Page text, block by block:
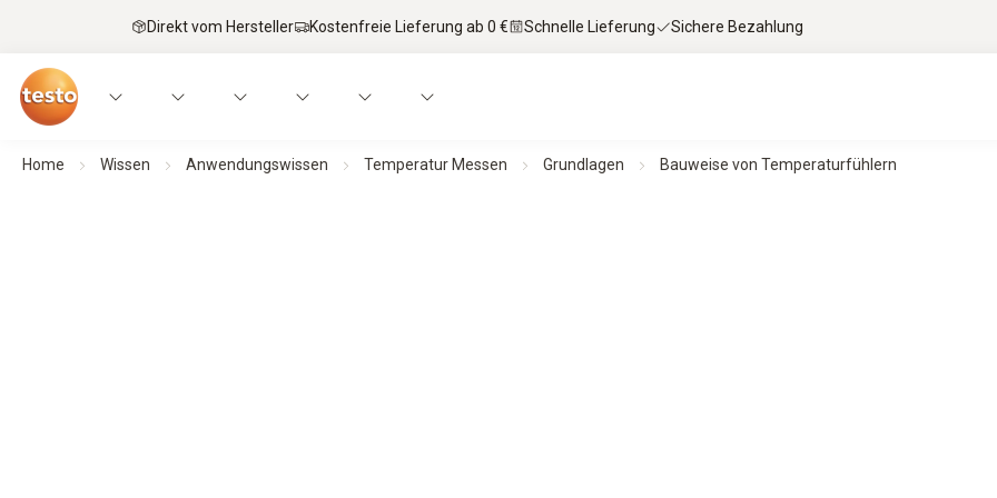
Direkt vom Hersteller Kostenfreie Lieferung ab 0 € Schnelle Lieferung Sichere Bezahlung
Home Wissen Anwendungswissen Temperatur Messen Grundlagen Bauweise von Temperaturfühlern